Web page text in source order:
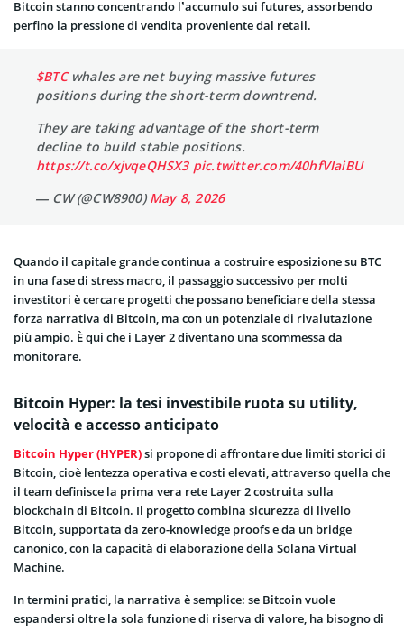
Bitcoin stanno concentrando l’accumulo sui futures, assorbendo
perfino la pressione di vendita proveniente dal retail.
$BTCwhales are net buying massive futures
positions during the short-term downtrend.
They are taking advantage of the short-term
decline to build stable positions.
https://t.co/xjvqeQHSX3 pic.twitter.com/40hfVIaiBU
— CW (@CW8900)May 8, 2026
Quando il capitale grande continua a costruire esposizione su BTC
in una fase di stress macro, il passaggio successivo per molti
investitori è cercare progetti che possano beneficiare della stessa
forza narrativa di Bitcoin, ma con un potenziale di rivalutazione
più ampio. È qui che i Layer 2 diventano una scommessa da
monitorare.
Bitcoin Hyper: la tesi investibile ruota su utility,
velocità e accesso anticipato
Bitcoin Hyper (HYPER)si propone di affrontare due limiti storici di
Bitcoin, cioè lentezza operativa e costi elevati, attraverso quella che
il team definisce la prima vera rete Layer 2 costruita sulla
blockchain di Bitcoin. Il progetto combina sicurezza di livello
Bitcoin, supportata da zero-knowledge proofs e da un bridge
canonico, con la capacità di elaborazione della Solana Virtual
Machine.
In termini pratici, la narrativa è semplice: se Bitcoin vuole
espandersi oltre la sola funzione di riserva di valore, ha bisogno di